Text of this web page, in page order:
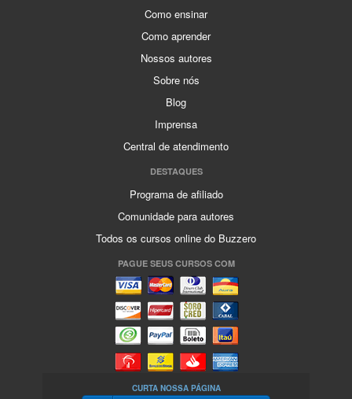
Como ensinar
Como aprender
Nossos autores
Sobre nós
Blog
Imprensa
Central de atendimento
DESTAQUES
Programa de afiliado
Comunidade para autores
Todos os cursos online do Buzzero
PAGUE SEUS CURSOS COM
CURTA NOSSA PÁGINA